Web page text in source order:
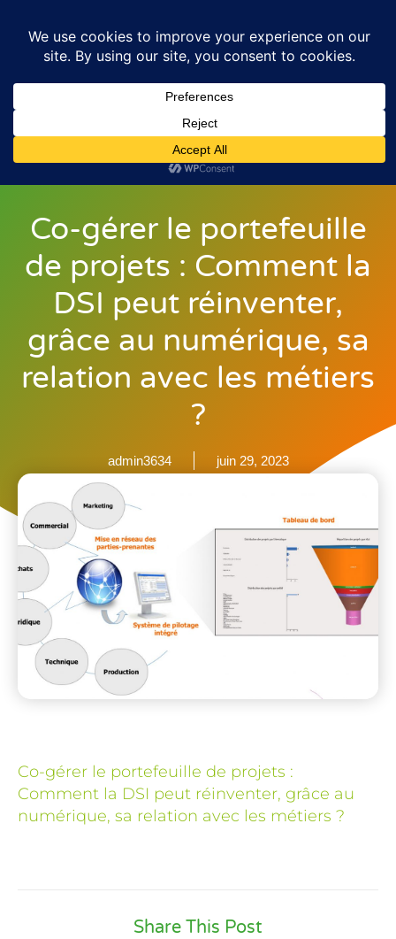
Co-gérer le portefeuille
de projets : Comment la
DSI peut réinventer,
grâce au numérique, sa
relation avec les métiers
?
admin3634 juin 29, 2023
Co-gérer le portefeuille de projets :
Comment la DSI peut réinventer, grâce au
numérique, sa relation avec les métiers ?
Share This Post